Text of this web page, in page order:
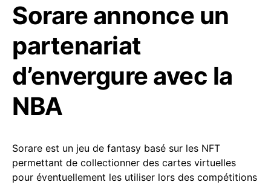
Sorare annonce un
partenariat
d’envergure avec la
NBA
Sorare est un jeu de fantasy basé sur les NFT
permettant de collectionner des cartes virtuelles
pour éventuellement les utiliser lors des compétitions